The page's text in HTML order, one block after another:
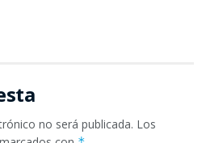
no será publicada. Los